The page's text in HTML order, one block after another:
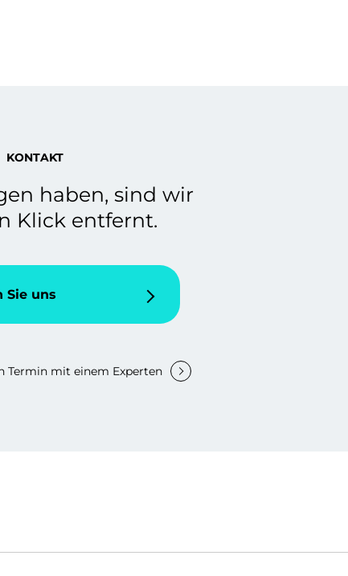
KONTAKT
haben, sind wir
Klick entfernt.
Sie uns
Termin mit einem Experten